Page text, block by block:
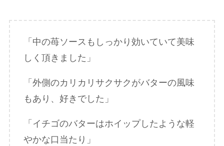
「中の苺ソースもしっかり効いていて美味
しく頂きました」
「外側のカリカリサクサクがバターの風味
もあり、好きでした」
「イチゴのバターはホイップしたような軽
やかな口当たり」